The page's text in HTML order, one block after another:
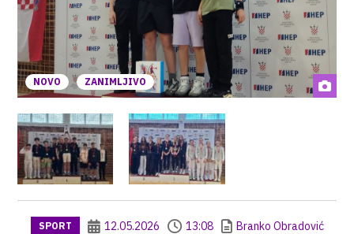
NOVO ZANIMLJIVO
SPORT 12.05.2026 13:08
Branko Obradović